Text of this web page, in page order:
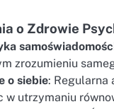
o Zdrowie
zrozumieniu
o siebie: Regularna
w utrzymaniu